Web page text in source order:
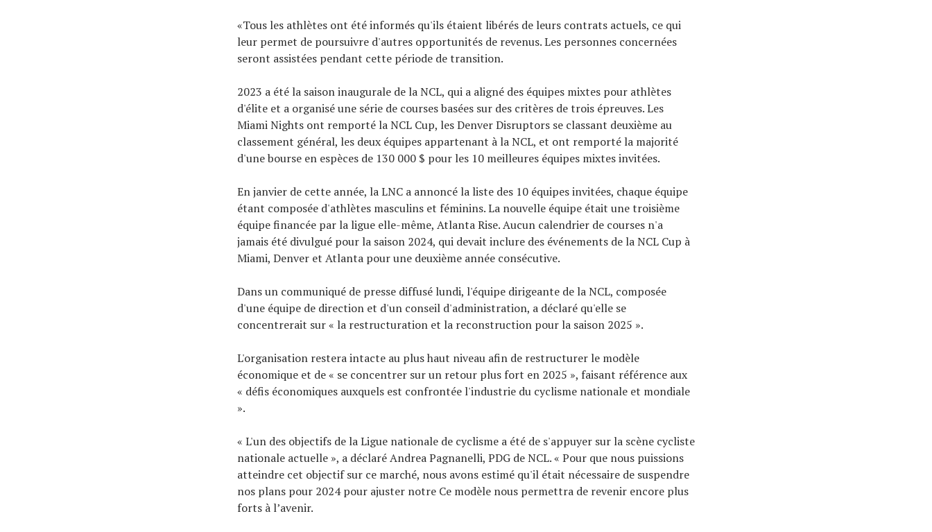
«Tous les athlètes ont été informés qu'ils étaient libérés de leurs contrats actuels, ce qui
leur permet de poursuivre d'autres opportunités de revenus. Les personnes concernées
seront assistées pendant cette période de transition.
2023 a été la saison inaugurale de la NCL, qui a aligné des équipes mixtes pour athlètes
d'élite et a organisé une série de courses basées sur des critères de trois épreuves. Les
Miami Nights ont remporté la NCL Cup, les Denver Disruptors se classant deuxième au
classement général, les deux équipes appartenant à la NCL, et ont remporté la majorité
d'une bourse en espèces de 130 000 $ pour les 10 meilleures équipes mixtes invitées.
En janvier de cette année, la LNC a annoncé la liste des 10 équipes invitées, chaque équipe
étant composée d'athlètes masculins et féminins. La nouvelle équipe était une troisième
équipe financée par la ligue elle-même, Atlanta Rise. Aucun calendrier de courses n'a
jamais été divulgué pour la saison 2024, qui devait inclure des événements de la NCL Cup à
Miami, Denver et Atlanta pour une deuxième année consécutive.
Dans un communiqué de presse diffusé lundi, l'équipe dirigeante de la NCL, composée
d'une équipe de direction et d'un conseil d'administration, a déclaré qu'elle se
concentrerait sur « la restructuration et la reconstruction pour la saison 2025 ».
L'organisation restera intacte au plus haut niveau afin de restructurer le modèle
économique et de « se concentrer sur un retour plus fort en 2025 », faisant référence aux
« défis économiques auxquels est confrontée l'industrie du cyclisme nationale et mondiale
».
« L'un des objectifs de la Ligue nationale de cyclisme a été de s'appuyer sur la scène cycliste
nationale actuelle », a déclaré Andrea Pagnanelli, PDG de NCL. « Pour que nous puissions
atteindre cet objectif sur ce marché, nous avons estimé qu'il était nécessaire de suspendre
nos plans pour 2024 pour ajuster notre Ce modèle nous permettra de revenir encore plus
forts à l’avenir.